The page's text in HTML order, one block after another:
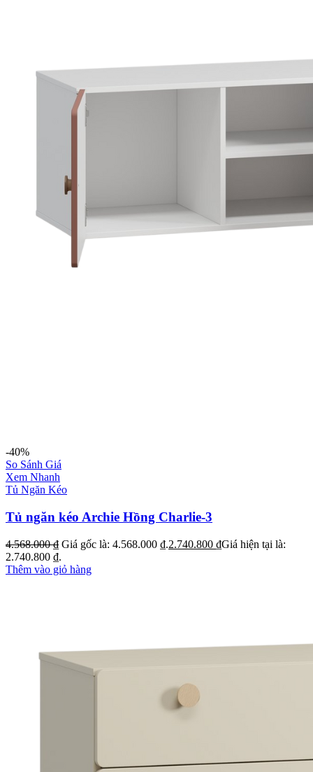
-40%
So Sánh Giá
Xem Nhanh
Tủ Ngăn Kéo
Tủ ngăn kéo Archie Hồng Charlie-3
4.568.000₫ Giá gốc là: 4.568.000 ₫.2.740.800 ₫Giá hiện tại là:
2.740.800 ₫.
Thêm vào giỏ hàng